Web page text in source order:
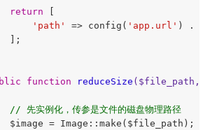
return
'path'
=> config( 'app.url' ) .
];
function reduceSize ($file_path,
// 先实例化，传参是文件的磁盘物理路径
$image = Image::make($file_path);